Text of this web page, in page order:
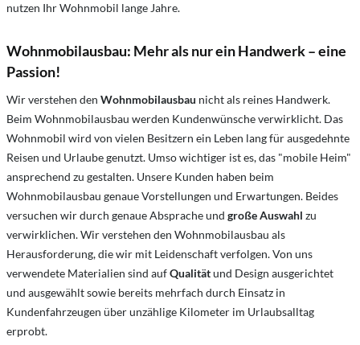
nutzen Ihr Wohnmobil lange Jahre.
Wohnmobilausbau: Mehr als nur ein Handwerk – eine
Passion!
Wir verstehen den Wohnmobilausbau nicht als reines Handwerk.
Beim Wohnmobilausbau werden Kundenwünsche verwirklicht. Das
Wohnmobil wird von vielen Besitzern ein Leben lang für ausgedehnte
Reisen und Urlaube genutzt. Umso wichtiger ist es, das "mobile Heim"
ansprechend zu gestalten. Unsere Kunden haben beim
Wohnmobilausbau genaue Vorstellungen und Erwartungen. Beides
versuchen wir durch genaue Absprache und große Auswahl zu
verwirklichen. Wir verstehen den Wohnmobilausbau als
Herausforderung, die wir mit Leidenschaft verfolgen. Von uns
verwendete Materialien sind aufQualitätund Design ausgerichtet
und ausgewählt sowie bereits mehrfach durch Einsatz in
Kundenfahrzeugen über unzählige Kilometer im Urlaubsalltag
erprobt.